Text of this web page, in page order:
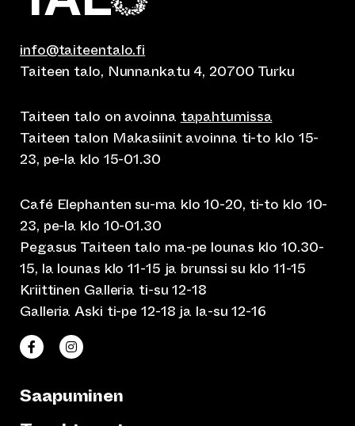
info@taiteentalo.fi
Taiteen talo, Nunnankatu 4, 20700 Turku
Taiteen talo on avoinna tapahtumissa
Taiteen talon Makasiinit avoinna ti-to klo 15-
23, pe-la klo 15-01.30
Café Elephanten su-ma klo 10-20, ti-to klo 10-
23, pe-la klo 10-01.30
Pegasus Taiteen talo ma-pe lounas klo 10.30-
15, la lounas klo 11-15 ja brunssi su klo 11-15
Kriittinen Galleria ti-su 12-18
Galleria Aski ti-pe 12-18 ja la-su 12-16
Taiteen talo Facebookissa
(siirtyy toiseen verkkopalveluun)
Taiteen talo Instagramissa
(siirtyy toiseen verkkopalveluun)
Saapuminen